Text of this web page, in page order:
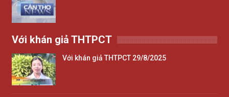
Với khán giả THTPCT
Với khán giả THTPCT 29/8/2025